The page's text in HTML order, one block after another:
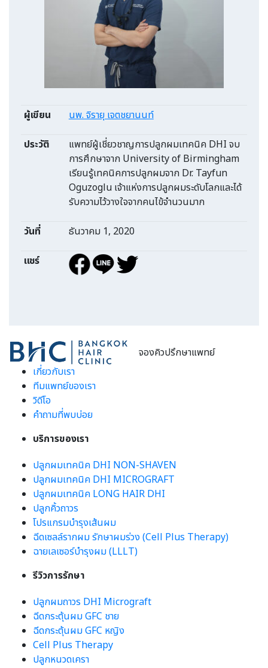
ผู้เขียน นพ. จิรายุ เจตชยานนท์
ประวัติ
แพทย์ผู้เชี่ยวชาญการปลูกผมเทคนิค DHI จบ
การศึกษาจาก University of Birmingham
เรียนรู้เทคนิคการปลูกผมจาก Dr. Tayfun
Oguzoglu เจ้าแห่งการปลูกผมระดับโลกและได้
รับความไว้วางใจจากคนไข้จำนวนมาก
วันที่ ธันวาคม 1, 2020
แชร์
จองคิวปรึกษาแพทย์
เกี่ยวกับเรา
ทีมแพทย์ของเรา
วิดีโอ
คำถามที่พบบ่อย
บริการของเรา
ปลูกผมเทคนิค DHI NON-SHAVEN
ปลูกผมเทคนิค DHI MICROGRAFT
ปลูกผมเทคนิค LONG HAIR DHI
ปลูกคิ้วถาวร
โปรแกรมบำรุงเส้นผม
ฉีดเซลล์รากผม รักษาผมร่วง (Cell Plus Therapy)
ฉายเลเซอร์บำรุงผม (LLLT)
รีวิวการรักษา
ปลูกผมถาวร DHI Micrograft
ฉีดกระตุ้นผม GFC ชาย
ฉีดกระตุ้นผม GFC หญิง
Cell Plus Therapy
ปลูกหนวดเครา